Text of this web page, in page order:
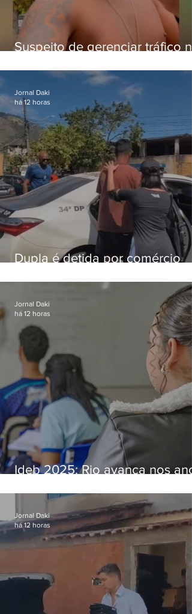
Suspeito de gerenciar tráfico na
foragido
Dupla é detida por comércio
Bangu
Jornal Daki
há 12 horas
Ideb 2025: Rio avança nos
nacional
Jornal Daki
há 12 horas
Jornal Daki
há 12 horas